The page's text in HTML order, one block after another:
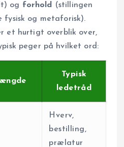
og forhold
(stillingen
fysisk og metaforisk).
et hurtigt overblik over,
peger på hvilket ord:
Typisk
ledetråd
Hverv,
bestilling,
prælatur